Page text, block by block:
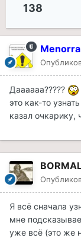
138
Menorra
Даааааа?????
это как-то
казал очкарику,
Я всё сначала
мне
уже всё (это же